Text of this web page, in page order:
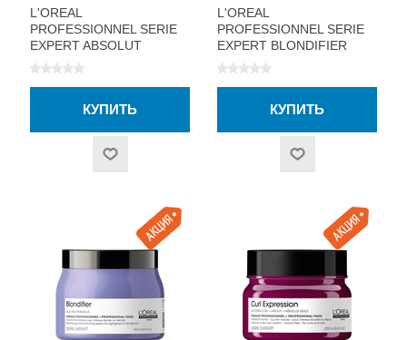
L'OREAL
PROFESSIONNEL SERIE
EXPERT ABSOLUT
REPAIR MOLECULAR
МАСКА ДЛЯ ВОЛОС
L'OREAL
PROFESSIONNEL SERIE
EXPERT BLONDIFIER
МАСКА ДЛЯ ВОЛОС
250МЛ